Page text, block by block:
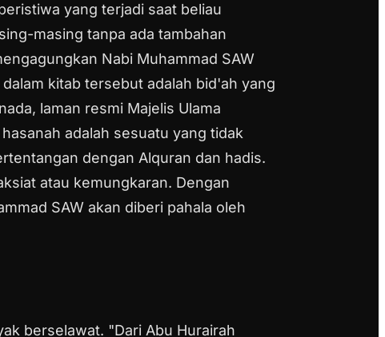
yang terjadi saat beliau
masing tanpa ada tambahan
Nabi Muhammad SAW
kitab tersebut adalah bid'ah yang
laman resmi Majelis Ulama
adalah sesuatu yang tidak
dengan Alquran dan hadis.
atau kemungkaran. Dengan
SAW akan diberi pahala oleh
berselawat. "Dari Abu Hurairah